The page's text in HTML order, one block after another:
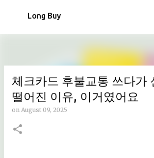
Long Buy
체크카드 후불교통 쓰다가
떨어진 이유, 이거였어요
on August 09, 2025